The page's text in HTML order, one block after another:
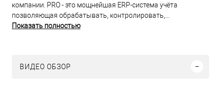
компании. PRO - это мощнейшая ERP-система учёта
позволяющая обрабатывать, контролировать,...
Показать полностью
ВИДЕО ОБЗОР